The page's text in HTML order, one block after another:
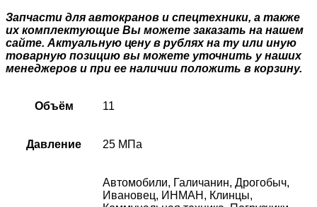
Запчасти для автокранов и спецтехники, а также
их комплектующие Вы можете заказать на нашем
сайте. Актуальную цену в рублях на ту или иную
товарную позицию вы можете уточнить у наших
менеджеров и при ее наличии положить в корзину.
Объём 11
Давление 25 МПа
Автомобили, Галичанин, Дрогобыч,
Ивановец, ИНМАН, Клинцы,